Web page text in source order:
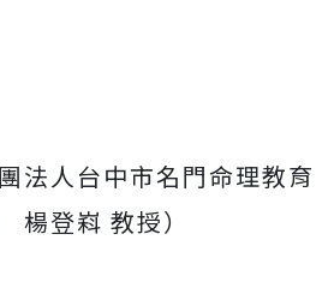
法人台中市名門命理教育
登嵙 教授）